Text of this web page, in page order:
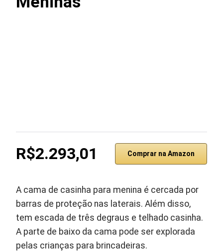
R$2.293,01 Comprar na Amazon
A cama de casinha para menina é cercada por
barras de proteção nas laterais. Além disso,
tem escada de três degraus e telhado casinha.
A parte de baixo da cama pode ser explorada
pelas crianças para brincadeiras.